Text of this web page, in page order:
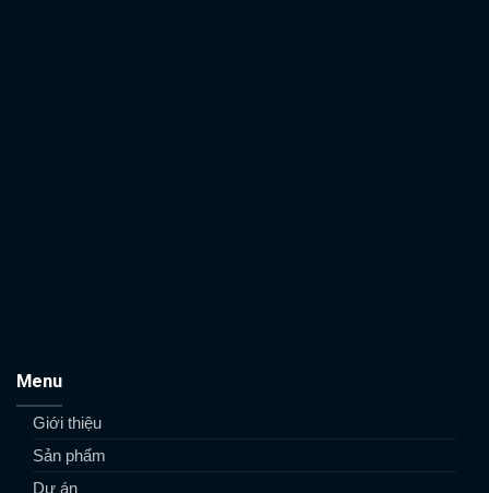
Menu
Giới thiệu
Sản phẩm
Dự án